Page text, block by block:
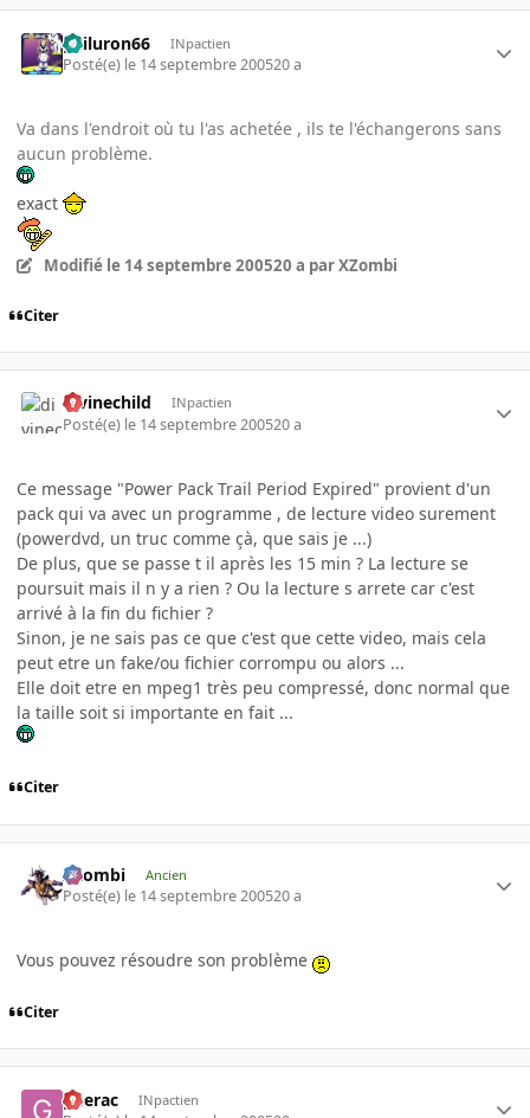
gailuron66 INpactien
Posté(e) le 14 septembre 200520 a
Va dans l'endroit où tu l'as achetée , ils te l'échangerons sans
aucun problème.
exact
Modifié le 14 septembre 200520 a par XZombi
Citer
divinechild INpactien
Posté(e) le 14 septembre 200520 a
Ce message "Power Pack Trail Period Expired" provient d'un
pack qui va avec un programme , de lecture video surement
(powerdvd, un truc comme çà, que sais je ...)
De plus, que se passe t il après les 15 min ? La lecture se
poursuit mais il n y a rien ? Ou la lecture s arrete car c'est
arrivé à la fin du fichier ?
Sinon, je ne sais pas ce que c'est que cette video, mais cela
peut etre un fake/ou fichier corrompu ou alors ...
Elle doit etre en mpeg1 très peu compressé, donc normal que
la taille soit si importante en fait ...
Citer
XZombi Ancien
Posté(e) le 14 septembre 200520 a
Vous pouvez résoudre son problème
Citer
gderac INpactien